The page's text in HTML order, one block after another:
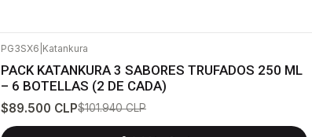
PG3SX6 Katankura
PACK KATANKURA 3 SABORES TRUFADOS 250 ML
– 6 BOTELLAS (2 DE CADA)
$89.500 CLP$101.940 CLP